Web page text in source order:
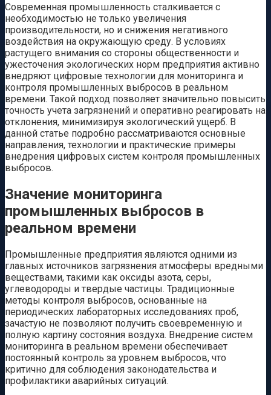
Современная промышленность сталкивается с
необходимостью не только увеличения
производительности, но и снижения негативного
воздействия на окружающую среду. В условиях
растущего внимания со стороны общественности и
ужесточения экологических норм предприятия активно
внедряют цифровые технологии для мониторинга и
контроля промышленных выбросов в реальном
времени. Такой подход позволяет значительно повысить
точность учета загрязнений и оперативно реагировать на
отклонения, минимизируя экологический ущерб. В
данной статье подробно рассматриваются основные
направления, технологии и практические примеры
внедрения цифровых систем контроля промышленных
выбросов.
Значение мониторинга
промышленных выбросов в
реальном времени
Промышленные предприятия являются одними из
главных источников загрязнения атмосферы вредными
веществами, такими как оксиды азота, серы,
углеводороды и твердые частицы. Традиционные
методы контроля выбросов, основанные на
периодических лабораторных исследованиях проб,
зачастую не позволяют получить своевременную и
полную картину состояния воздуха. Внедрение систем
мониторинга в реальном времени обеспечивает
постоянный контроль за уровнем выбросов, что
критично для соблюдения законодательства и
профилактики аварийных ситуаций.